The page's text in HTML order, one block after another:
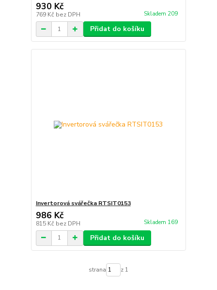
930 Kč
769 Kč bez DPH Skladem 209
Přidat do košíku
Invertorová svářečka RTSIT0153
986 Kč
815 Kč bez DPH Skladem 169
Přidat do košíku
strana z 1